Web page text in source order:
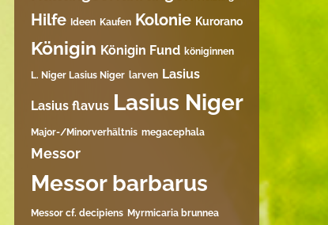
Hilfe Ideen Kaufen Kolonie Kurorano
Königin Königin Fund königinnen
L. Niger Lasius Niger larven Lasius
Lasius flavus Lasius Niger
Major-/Minorverhältnis megacephala
Messor
Messor barbarus
Messor cf. decipiens Myrmicaria brunnea